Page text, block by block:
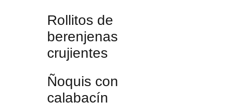
Rollitos de
berenjenas
crujientes
Ñoquis con
calabacín